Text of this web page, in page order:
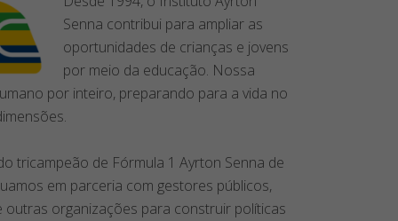
Senna contribui para ampliar as
oportunidades de crianças e jovens
por meio da educação. Nossa
por inteiro, preparando para a vida no
tricampeão de Fórmula 1 Ayrton Senna de
em parceria com gestores públicos,
outras organizações para construir políticas